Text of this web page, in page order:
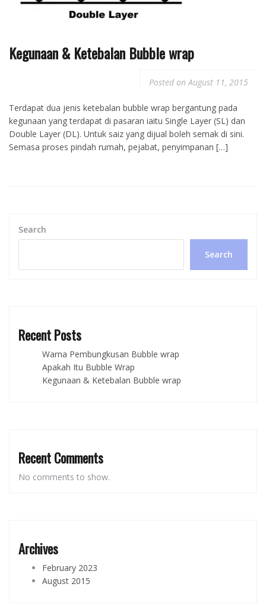
Kegunaan & Ketebalan Bubble wrap
Posted onAugust 11, 2015
Terdapat dua jenis ketebalan bubble wrap bergantung pada
kegunaan yang terdapat di pasaran iaitu Single Layer (SL) dan
Double Layer (DL). Untuk saiz yang dijual boleh semak di sini.
Semasa proses pindah rumah, pejabat, penyimpanan […]
Search
Search
Recent Posts
Warna Pembungkusan Bubble wrap
Apakah Itu Bubble Wrap
Kegunaan & Ketebalan Bubble wrap
Recent Comments
No comments to show.
Archives
February 2023
August 2015